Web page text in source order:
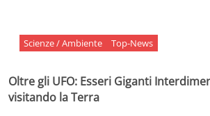
Scienze / Ambiente Top-News
Oltre gli UFO: Esseri Giganti
visitando la Terra